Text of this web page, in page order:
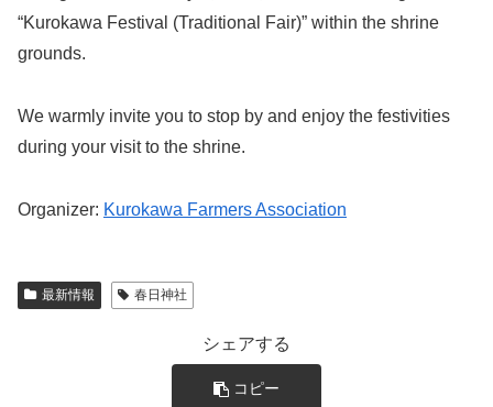
“Kurokawa Festival (Traditional Fair)” within the shrine
grounds.
We warmly invite you to stop by and enjoy the festivities
during your visit to the shrine.
Organizer: Kurokawa Farmers Association
最新情報 春日神社
シェアする
コピー